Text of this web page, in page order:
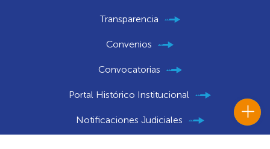
Transparencia
Convenios
Convocatorias
Portal Histórico Institucional
Notificaciones Judiciales